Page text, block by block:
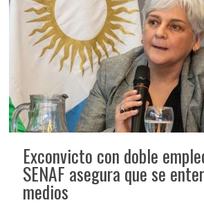
Exconvicto con doble
SENAF asegura que se
medios